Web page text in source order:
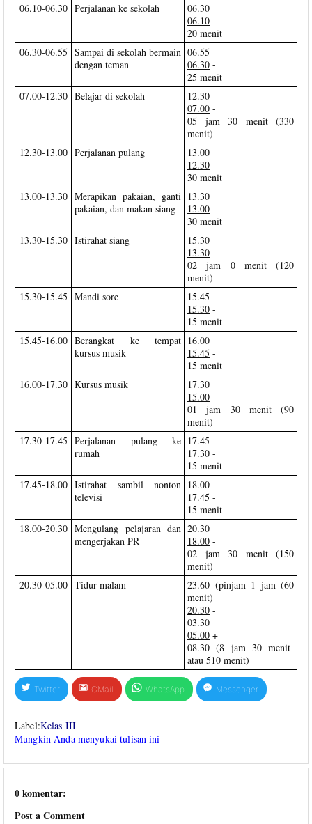
06.10-06.30 Perjalanan ke sekolah
06.30
06.10 -
20 menit
06.30-06.55 Sampai di sekolah bermain
dengan teman
06.55
06.30 -
25 menit
07.00-12.30 Belajar di sekolah
12.30
07.00 -
05 jam 30 menit (330
menit)
12.30-13.00 Perjalanan pulang
13.00
12.30 -
30 menit
13.00-13.30 Merapikan pakaian, ganti
pakaian, dan makan siang
13.30
13.00 -
30 menit
13.30-15.30 Istirahat siang
15.30
13.30 -
02 jam 0 menit (120
menit)
15.30-15.45 Mandi sore
15.45
15.30 -
15 menit
15.45-16.00 Berangkat ke tempat
kursus musik
16.00
15.45 -
15 menit
16.00-17.30 Kursus musik
17.30
15.00 -
01 jam 30 menit (90
menit)
17.30-17.45 Perjalanan pulang ke
rumah
17.45
17.30 -
15 menit
17.45-18.00 Istirahat sambil nonton
televisi
18.00
17.45 -
15 menit
18.00-20.30 Mengulang pelajaran dan
mengerjakan PR
20.30
18.00 -
02 jam 30 menit (150
menit)
20.30-05.00 Tidur malam
23.60 (pinjam 1 jam (60
menit)
20.30 -
03.30
05.00 +
08.30 (8 jam 30 menit
atau 510 menit)
Twitter GMail WhatsApp Messenger
Label:Kelas III
Mungkin Anda menyukai tulisan ini
0 komentar:
Post a Comment